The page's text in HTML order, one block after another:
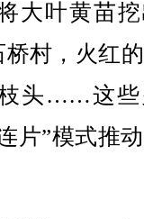
大叶黄苗
村，火红
头……这些
片”模式推